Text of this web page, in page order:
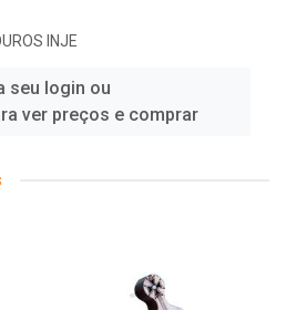
INJE
seu login ou
ver preços e comprar